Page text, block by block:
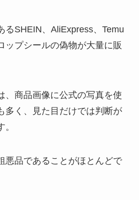
るSHEIN、AliExpress、Temu
ップシールの偽物が大量に販
、商品画像に公式の写真を使
多く、見た目だけでは判断が
悪品であることがほとんどで